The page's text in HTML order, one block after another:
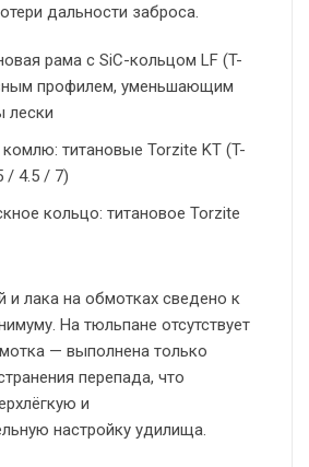
дальности заброса.
рама с SiC-кольцом LF (T-
профилем, уменьшающим
лески
титановые Torzite KT (T-
/ 4.5 / 7)
кольцо: титановое Torzite
и лака на обмотках сведено к
На тюльпане отсутствует
— выполнена только
перепада, что
и
настройку удилища.